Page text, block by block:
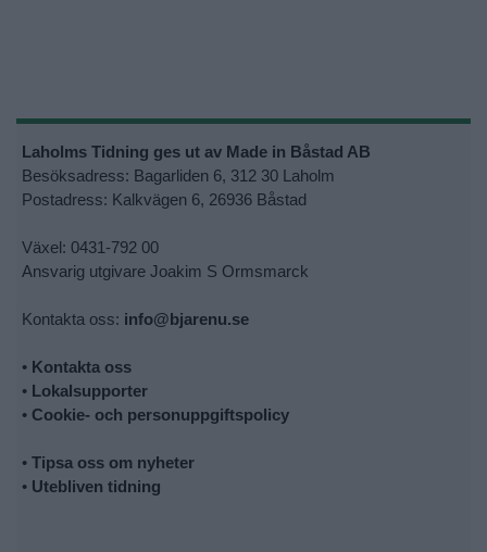
Laholms Tidning ges ut av Made in Båstad AB
Besöksadress: Bagarliden 6, 312 30 Laholm
Postadress: Kalkvägen 6, 26936 Båstad
Växel: 0431-792 00
Ansvarig utgivare Joakim S Ormsmarck
Kontakta oss: info@bjarenu.se
• Kontakta oss
• Lokalsupporter
• Cookie- och personuppgiftspolicy
• Tipsa oss om nyheter
• Utebliven tidning